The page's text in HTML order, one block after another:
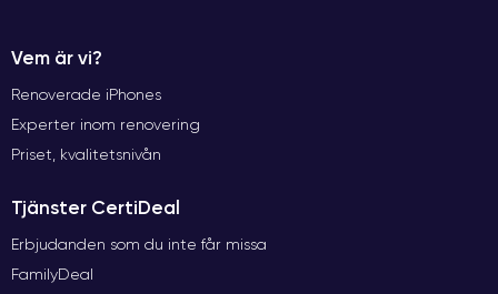
Vem är vi?
Renoverade iPhones
Experter inom renovering
Priset, kvalitetsnivån
Tjänster CertiDeal
Erbjudanden som du inte får missa
FamilyDeal